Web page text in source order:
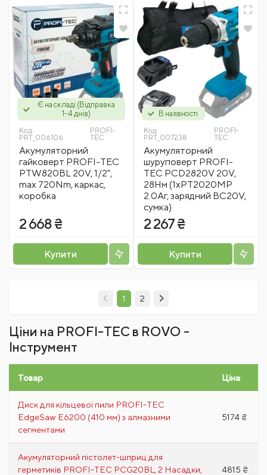
Є на складі (Відправка
1-4 днів)
Код:
PRT_006106
PROFI-
TEC
Акумуляторний
гайковерт PROFI-TEC
PTW820BL 20V, 1/2",
max 720Nm, каркас,
коробка
2 668 ₴
Купити
В наявності
Код:
PRT_007238
PROFI-
TEC
Акумуляторний
шуруповерт PROFI-
TEC PCD2820V 20V,
28Нм (1хPT2020MP
2.0Аг, зарядний BC20V,
сумка)
2 267 ₴
Купити
1 2
Ціни на PROFI-TEC в ROVO -
Інструмент
Товар Ціна
Диск для кільцевої пили PROFI-TEC
EdgeSaw E6200 (410 мм) з алмазними
сегментами
5174 ₴
Акумуляторний пістолет-шприц для
герметиків PROFI-TEC PCG20BL, 2 Насадки,
4815 ₴